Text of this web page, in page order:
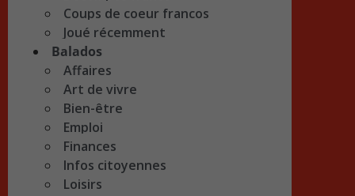
Coups de coeur francos
Joué récemment
Balados
Affaires
Art de vivre
Bien-être
Emploi
Finances
Infos citoyennes
Loisirs